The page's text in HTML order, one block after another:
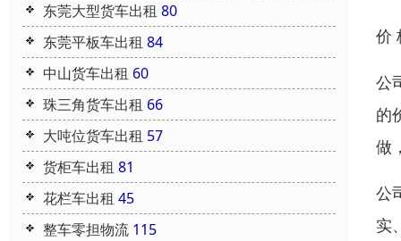
东莞大型货车出租 80
东莞平板车出租 84
中山货车出租 60
珠三角货车出租 66
大吨位货车出租 57
货柜车出租 81
花栏车出租 45
整车零担物流 115
价
公
的
做
公
实